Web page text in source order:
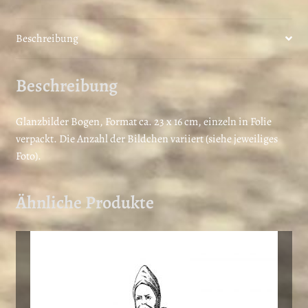
er
es
t
Beschreibung
Beschreibung
Glanzbilder Bogen, Format ca. 23 x 16 cm, einzeln in Folie
verpackt. Die Anzahl der Bildchen variiert (siehe jeweiliges
Foto).
Ähnliche Produkte